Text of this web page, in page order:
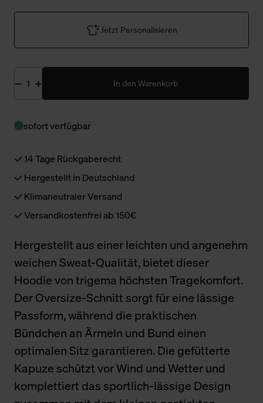
Jetzt Personalisieren
In den Warenkorb
sofort verfügbar
14 Tage Rückgaberecht
Hergestellt in Deutschland
Klimaneutraler Versand
Versandkostenfrei ab 150€
Hergestellt aus einer leichten und angenehm
weichen Sweat-Qualität, bietet dieser
Hoodie von trigema höchsten Tragekomfort.
Der Oversize-Schnitt sorgt für eine lässige
Passform, während die praktischen
Bündchen an Ärmeln und Bund einen
optimalen Sitz garantieren. Die gefütterte
Kapuze schützt vor Wind und Wetter und
komplettiert das sportlich-lässige Design